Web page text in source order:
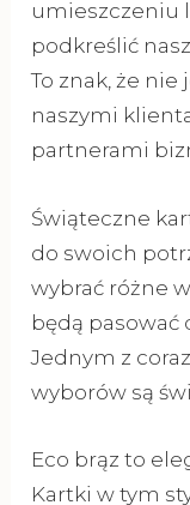
umieszczeniu
podkreślić
To znak, że
naszymi
partnerami
Świąteczne
do swoich
wybrać różne
będą pasować
Jednym z
wyborów są
Eco brąz to
Kartki w tym